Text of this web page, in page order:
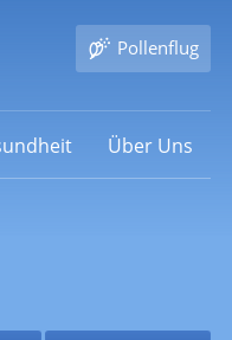
Pollenflug
Über Uns